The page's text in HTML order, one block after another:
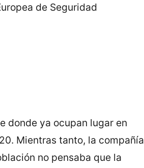
de Seguridad
donde ya ocupan lugar en
Mientras tanto, la compañía
no pensaba que la